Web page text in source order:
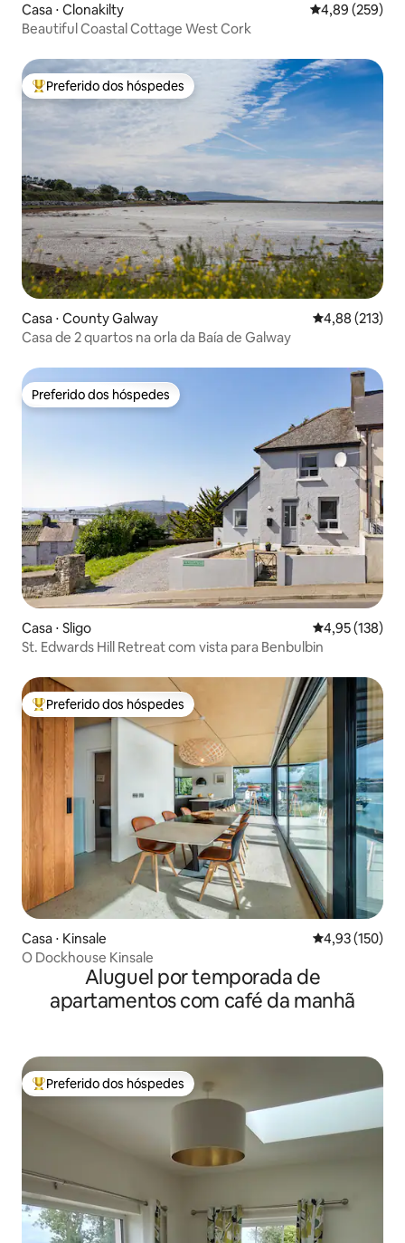
Casa ⋅ Clonakilty 4,89 de uma
4,89 (259)
Beautiful Coastal Cottage West Cork
Entre os melhores preferidos dos hóspedes
Preferido dos hóspedes
Casa ⋅ County Galway 4,88 de uma
4,88 (213)
Casa de 2 quartos na orla da Baía de Galway
Preferido dos hóspedes
Preferido dos hóspedes
Casa ⋅ Sligo 4,95 de uma
4,95 (138)
St. Edwards Hill Retreat com vista para Benbulbin
Entre os melhores preferidos dos hóspedes
Preferido dos hóspedes
Casa ⋅ Kinsale 4,93 de uma
4,93 (150)
O Dockhouse Kinsale
Aluguel por temporada de
apartamentos com café da manhã
Entre os melhores preferidos dos hóspedes
Preferido dos hóspedes